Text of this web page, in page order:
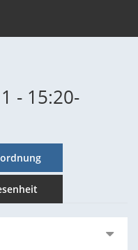
- 15:20-